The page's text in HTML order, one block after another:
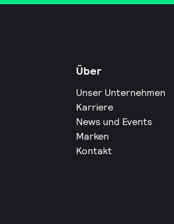
Über
Unser Unternehmen
Karriere
News und Events
Marken
Kontakt